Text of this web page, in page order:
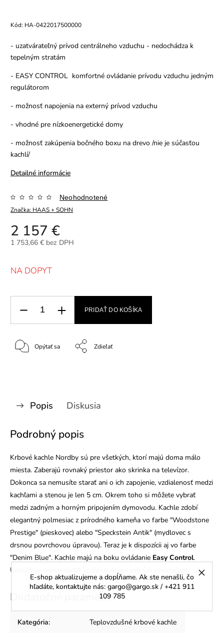
E-shop aktualizujeme a dopĺňame. Ak ste nenašli, čo
hľadáte, kontaktujte nás: gargo@gargo.sk / +421 911
109 785
Kód: HA-0422017500000
- uzatvárateľný prívod centrálneho vzduchu - nedochádza k
tepelným stratám
- EASY CONTROL komfortné ovládanie prívodu vzduchu jedným
regulátorom
- možnosť napojenia na externý prívod vzduchu
- vhodné pre nízkoenergetické domy
- možnosť zakúpenia bočného boxu na drevo /nie je súčasťou
kachlí/
Detailné informácie
Značka: HAAS + SOHN
Neohodnotené
2 157 €
1 753,66 € bez DPH
NA DOPYT
PRIDAŤ DO KOŠÍKA
Opýtať sa Zdieľať
Popis Diskusia
Podrobný popis
Krbové kachle Nordby sú pre všetkých, ktorí majú doma málo
miesta. Zaberajú rovnaký priestor ako skrinka na televízor.
Dokonca sa nemusíte starať ani o ich zapojenie, vzdialenosť medzi
kachľami a stenou je len 5 cm. Okrem toho si môžete vybrať
medzi zadným a horným pripojením dymovodu. Kachle zdobí
elegantný polmesiac z prírodného kameňa vo farbe "Woodstone
Prestige" (pieskovec) alebo "Speckstein Antik" (mydlovec s
drsnou povrchovou úpravou). Teraz je k dispozícii aj vo farbe
"Denim Blue". Kachle majú na boku ovládanie Easy Control.
Umožňuje vám ovládať spaľovanie len jedným ovládačom.
Dodatočné parametre
Kategória: Teplovzdušné krbové kachle